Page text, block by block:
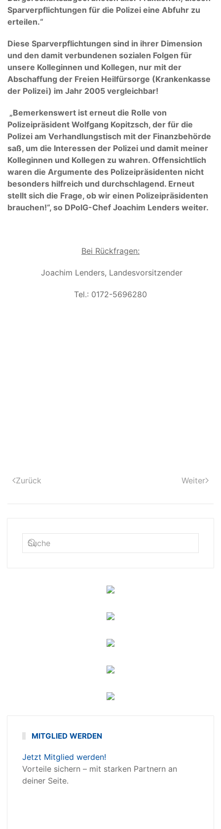
Sparverpflichtungen für die Polizei eine Abfuhr zu
erteilen.“
Diese Sparverpflichtungen sind in ihrer Dimension
und den damit verbundenen sozialen Folgen für
unsere Kolleginnen und Kollegen, nur mit der
Abschaffung der Freien Heilfürsorge (Krankenkasse
der Polizei) im Jahr 2005 vergleichbar!
„Bemerkenswert ist erneut die Rolle von
Polizeipräsident Wolfgang Kopitzsch, der für die
Polizei am Verhandlungstisch mit der Finanzbehörde
saß, um die Interessen der Polizei und damit meiner
Kolleginnen und Kollegen zu wahren. Offensichtlich
waren die Argumente des Polizeipräsidenten nicht
besonders hilfreich und durchschlagend. Erneut
stellt sich die Frage, ob wir einen Polizeipräsidenten
brauchen!“, so DPolG-Chef Joachim Lenders weiter.
Bei Rückfragen:
Joachim Lenders, Landesvorsitzender
Tel.: 0172-5696280
Zurück Weiter
MITGLIED WERDEN
Jetzt Mitglied werden!
Vorteile sichern – mit starken Partnern an
deiner Seite.